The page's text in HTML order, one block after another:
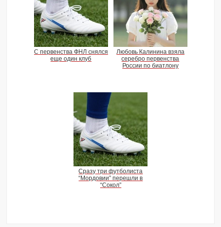
С первенства ФНЛ снялся
еще один клуб
Любовь Калинина взяла
серебро первенства
России по биатлону
Сразу три футболиста
“Мордовии” перешли в
“Сокол”